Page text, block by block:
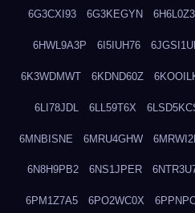
6G3CXI93 6G3KEGYN
6HWL9A3P 6I5IUH76
6K3WDMWT 6KDND60Z
6LI78JDL 6LL59T6X
6MNBISNE 6MRU4GHW
6N8H9PB2 6NS1JPER
6PM1Z7A5 6PO2WC0X